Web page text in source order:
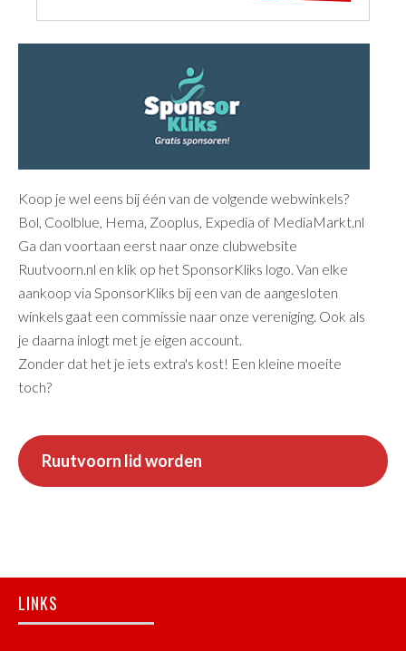
Koop je wel eens bij één van de volgende webwinkels?
Bol, Coolblue, Hema, Zooplus, Expedia of MediaMarkt.nl
Ga dan voortaan eerst naar onze clubwebsite
Ruutvoorn.nl en klik op het SponsorKliks logo. Van elke
aankoop via SponsorKliks bij een van de aangesloten
winkels gaat een commissie naar onze vereniging. Ook als
je daarna inlogt met je eigen account.
Zonder dat het je iets extra's kost! Een kleine moeite
toch?
Ruutvoorn lid worden
Footer
LINKS